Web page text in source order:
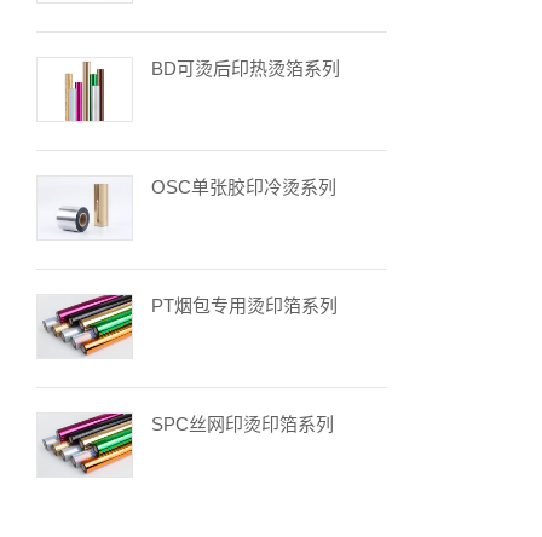
BD可烫后印热烫箔系列
OSC单张胶印冷烫系列
PT烟包专用烫印箔系列
SPC丝网印烫印箔系列